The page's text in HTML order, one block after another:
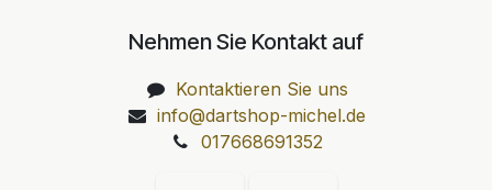
Nehmen Sie Kontakt auf
Kontaktieren Sie uns
info@dartshop-michel.de
017668691352